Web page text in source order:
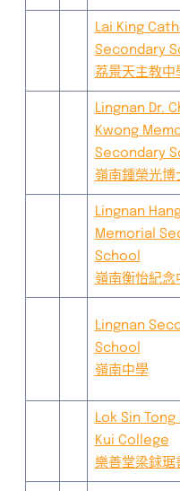
Lai King
Secondary
荔景天主教中
Lingnan Dr.
Kwong
Secondary
嶺南鍾榮光博
Lingnan
Memorial
School
嶺南衡怡紀念
Lingnan
School
嶺南中學
Lok Sin Tong
Kui College
樂善堂梁銶琚